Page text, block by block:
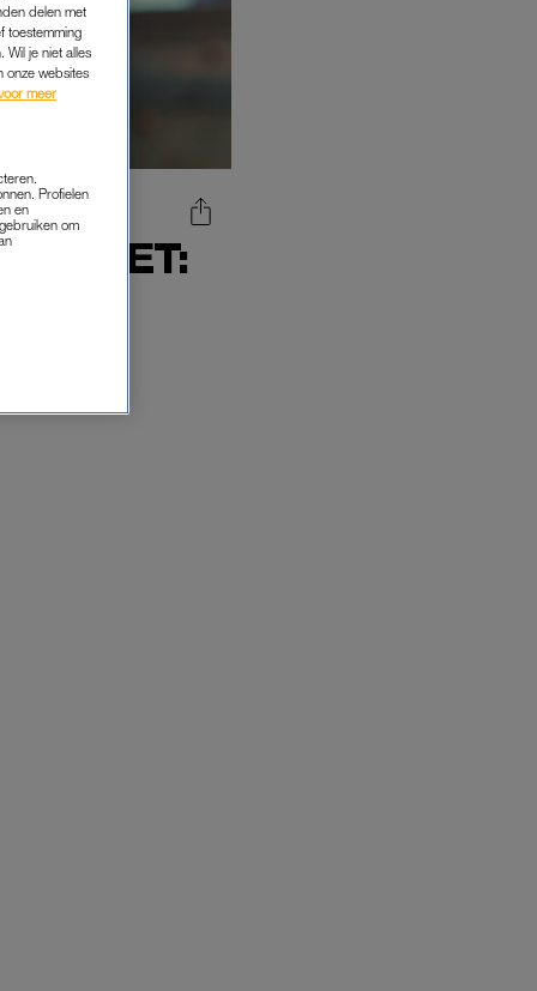
NIET:
delen met
toestemming
Wil je niet alles
onze websites
meer
Profielen
en
om